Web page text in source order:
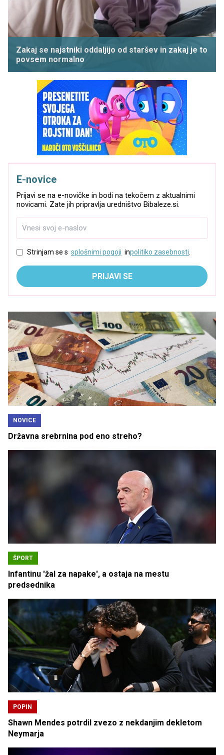
Zakaj se najstniki oddaljijo od staršev in zakaj je to
povsem normalno
E-novice
Prijavi se na e-novičke in bodi na tekočem z aktualnimi
novicami. Zate jih pripravlja uredništvo Bibaleze.si.
Strinjam se s splošnimi pogoji inpolitiko zasebnosti.
PRIJAVI SE
NOVICE
Državna srebrnina pod eno streho?
ŠPORT
Infantinu 'žal za napake', a ostaja na mestu
predsednika
POPIN
Shawn Mendes potrdil zvezo z nekdanjim dekletom
Neymarja